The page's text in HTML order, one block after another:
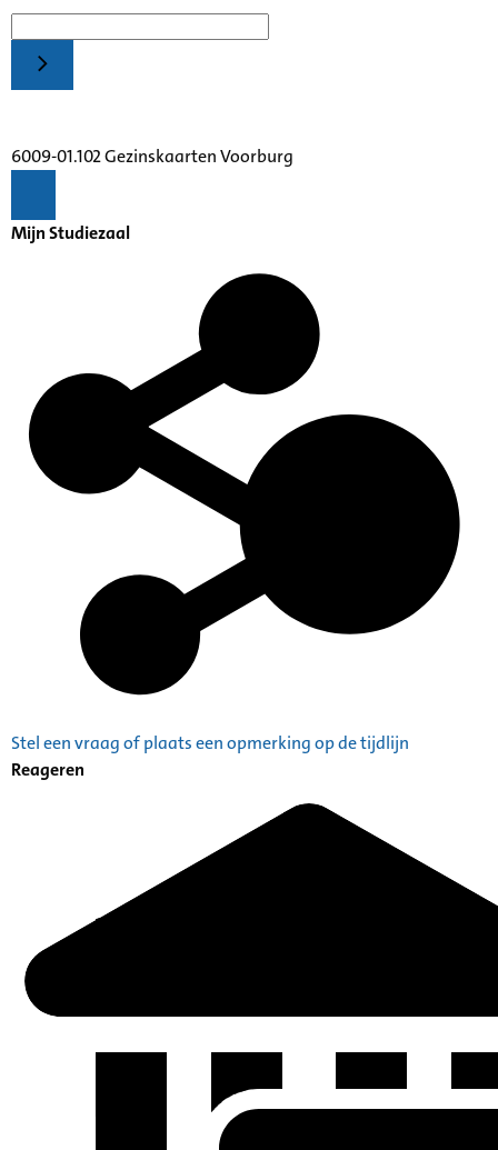
6009-01.102 Gezinskaarten Voorburg
Mijn Studiezaal
Stel een vraag of plaats een opmerking op de tijdlijn
Reageren